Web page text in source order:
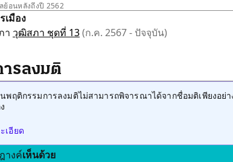
ย้อนหลังถึงปี 2562
เมือง
า วุฒิสภา ชุดที่ 13(ก.ค. 2567 - ปัจจุบัน)
ารลงมติ
นพฤติกรรมการลงมติไม่สามารถพิจารณาได้จากชื่อมติเพียงอ
เอียด
างค์เห็นด้วย